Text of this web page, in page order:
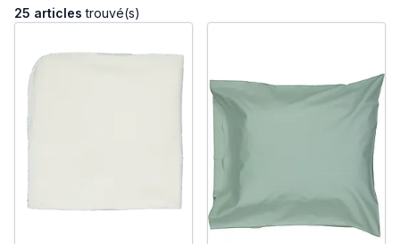
25 articles trouvé(s)